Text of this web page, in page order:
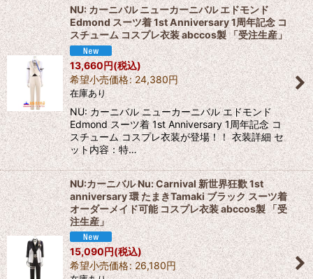
NU: カーニバル ニューカーニバル エドモンド
Edmond スーツ着 1st Anniversary 1周年記念 コ
スチューム コスプレ衣装 abccos製 「受注生産」
13,660円(税込)
希望小売価格: 24,380円
在庫あり
NU: カーニバル ニューカーニバル エドモンド
Edmond スーツ着 1st Anniversary 1周年記念 コ
スチューム コスプレ衣装が登場！！ 衣装詳細 セ
ット内容：特…
NU:カーニバル Nu: Carnival 新世界狂歡 1st
anniversary 環 たまきTamaki ブラック スーツ着
オーダーメイド可能 コスプレ衣装 abccos製 「受
注生産」
15,090円(税込)
希望小売価格: 26,180円